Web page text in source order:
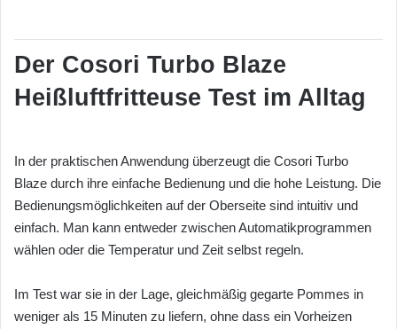
Der Cosori Turbo Blaze
Heißluftfritteuse Test im Alltag
In der praktischen Anwendung überzeugt die Cosori Turbo
Blaze durch ihre einfache Bedienung und die hohe Leistung. Die
Bedienungsmöglichkeiten auf der Oberseite sind intuitiv und
einfach. Man kann entweder zwischen Automatikprogrammen
wählen oder die Temperatur und Zeit selbst regeln.
Im Test war sie in der Lage, gleichmäßig gegarte Pommes in
weniger als 15 Minuten zu liefern, ohne dass ein Vorheizen